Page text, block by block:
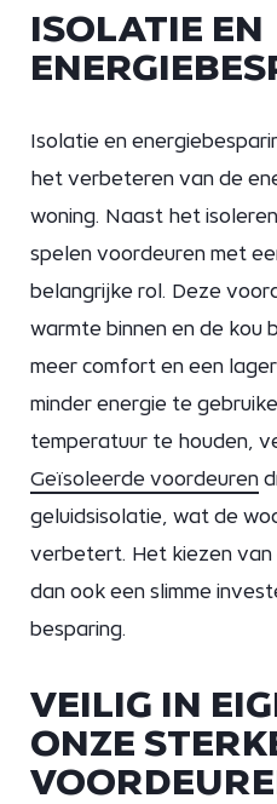
ISOLATIE EN
Isolatie en
het verbeteren van de
woning. Naast het
spelen voordeuren met
belangrijke rol. Deze
warmte binnen en de kou
meer comfort en een
minder energie te
temperatuur te houden,
Geïsoleerde voordeuren
geluidsisolatie, wat de
verbetert. Het kiezen van
dan ook een slimme
besparing.
VEILIG IN
ONZE